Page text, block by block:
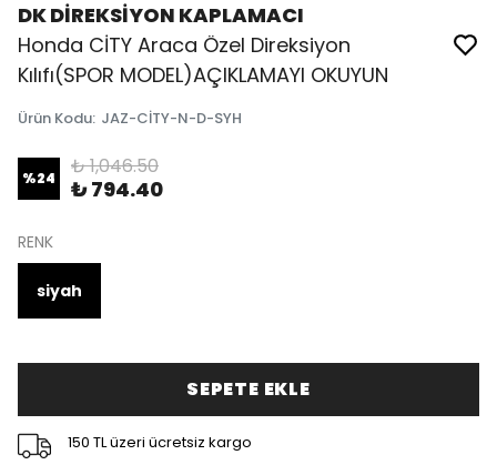
DK DİREKSİYON KAPLAMACI
Honda CİTY Araca Özel Direksiyon
Kılıfı(SPOR MODEL)AÇIKLAMAYI OKUYUN
Ürün Kodu: JAZ-CİTY-N-D-SYH
%24 ₺ 1,046.50
₺ 794.40
RENK
siyah
SEPETE EKLE
150 TL üzeri ücretsiz kargo